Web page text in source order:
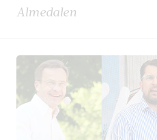
Almedalen